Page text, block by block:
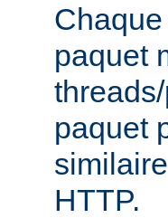
paquet
paquet
HTTP.